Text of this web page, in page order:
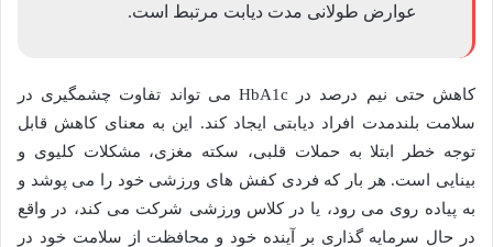
عوارض طولانی مدت دیابت مرتبط است.
کاهش حتی نیم درصد در HbA1c می تواند تفاوت چشمگیری در
سلامت بلندمدت افراد دیابتی ایجاد کند. این به معنای کاهش قابل
توجه خطر ابتلا به حملات قلبی، سکته مغزی، مشکلات کلیوی و
بینایی است. هر بار که فردی کفش های ورزشی خود را می پوشد و
به پیاده روی می رود، یا در کلاس ورزشی شرکت می کند، در واقع
در حال سرمایه گذاری بر آینده خود و محافظت از سلامت خود در